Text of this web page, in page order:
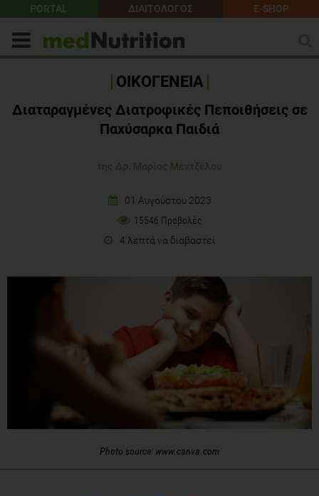
PORTAL ΔΙΑΙΤΟΛΟΓΟΣ E-SHOP
ΟΙΚΟΓΕΝΕΙΑ
Διαταραγμένες Διατροφικές Πεποιθήσεις σε
Παχύσαρκα Παιδιά
της Δρ. Μαρίας Μεντζέλου
01 Αυγούστου 2023
15546 Προβολές
4 λεπτά να διαβαστεί
Photo source: www.canva.com